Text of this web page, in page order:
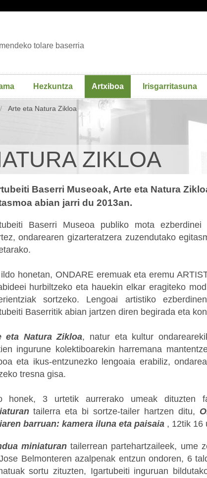
tolare baserria
Hezkuntza Artxiboa Irisgarritasuna
Arte eta Natura Zikloa
ZIKLOA
Baserri Museoak, Arte eta Natura
abian jarri du 2013an.
Baserri Museoa publiko mota ezberdinei
ondarearen gizarteratzera zuzendutako
honetan, ONDARE eremuak eta eremu
hurbiltzeko eta hauekin elkar eragiteko
sortzeko. Lengoai artistiko
Baserritik abian jartzen diren begirada eta
eta Natura Zikloa, natur eta kultur
ingurune kolektiboarekin harremana
eta ikus-entzunezko lengoaia erabiliz,
tresna gisa.
honek, 3 urtetik aurrerako umeak dituzten
tailerra eta bi sortze-tailer hartzen ditu,
barruan: kamera iluna eta paisaia , 12tik
miniaturantailerrean partehartzaileek, ume
Belmonteren azalpenak entzun ondoren, 6
sortu zituzten, Igartubeiti inguruan